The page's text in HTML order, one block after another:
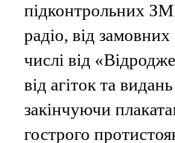
підконтрольних
радіо, від
числі від
від агіток та
закінчуючи
гострого